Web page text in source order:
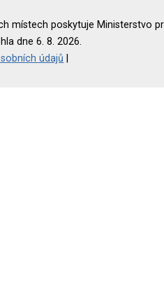
místech poskytuje Ministerstvo
dne 6. 8. 2026.
údajů